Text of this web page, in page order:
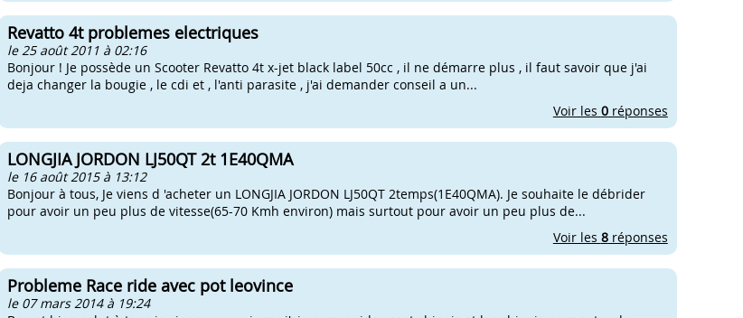
Revatto 4t problemes electriques
le 25 août 2011 à 02:16
Bonjour ! Je possède un Scooter Revatto 4t x-jet black label 50cc , il ne démarre plus , il faut savoir que j'ai
deja changer la bougie , le cdi et , l'anti parasite , j'ai demander conseil a un...
Voir les 0réponses
LONGJIA JORDON LJ50QT 2t 1E40QMA
le 16 août 2015 à 13:12
Bonjour à tous, Je viens d 'acheter un LONGJIA JORDON LJ50QT 2temps(1E40QMA). Je souhaite le débrider
pour avoir un peu plus de vitesse(65-70 Kmh environ) mais surtout pour avoir un peu plus de...
Voir les 8réponses
Probleme Race ride avec pot leovince
le 07 mars 2014 à 19:24